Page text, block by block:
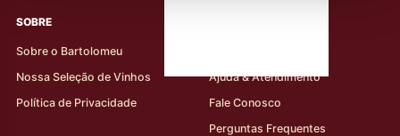
SOBRE
Sobre o Bartolomeu
Nossa Seleção de Vinhos
Política de Privacidade
Ajuda & Atendimento
Fale Conosco
Perguntas Frequentes